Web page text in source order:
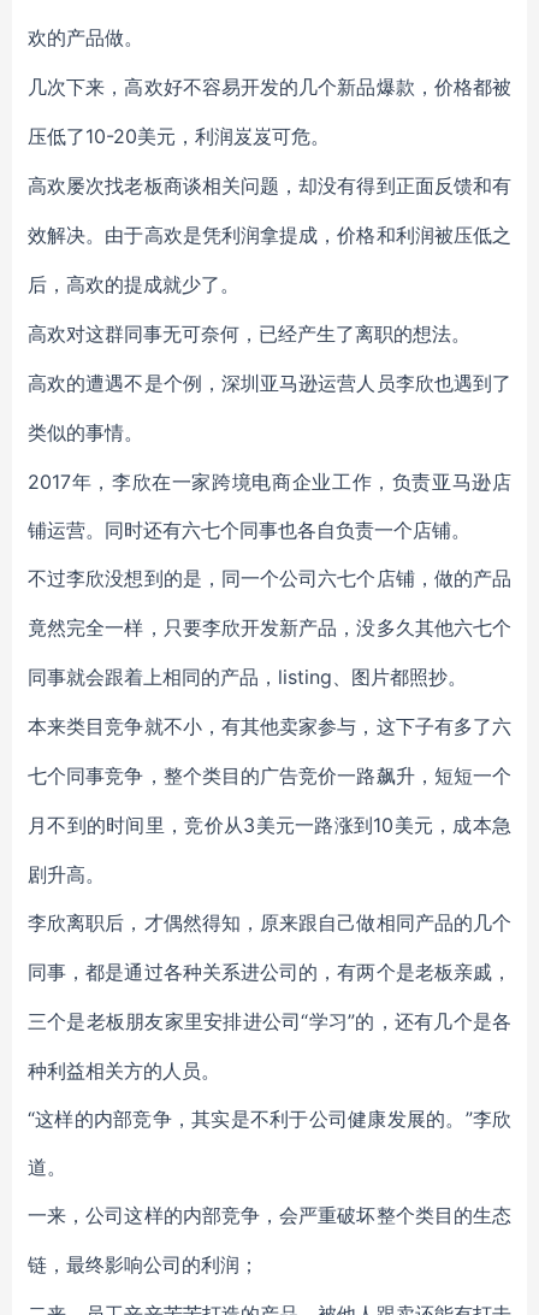
欢的产品做。
几次下来，高欢好不容易开发的几个新品爆款，价格都被
压低了10-20美元，利润岌岌可危。
高欢屡次找老板商谈相关问题，却没有得到正面反馈和有
效解决。由于高欢是凭利润拿提成，价格和利润被压低之
后，高欢的提成就少了。
高欢对这群同事无可奈何，已经产生了离职的想法。
高欢的遭遇不是个例，深圳亚马逊运营人员李欣也遇到了
类似的事情。
2017年，李欣在一家跨境电商企业工作，负责亚马逊店
铺运营。同时还有六七个同事也各自负责一个店铺。
不过李欣没想到的是，同一个公司六七个店铺，做的产品
竟然完全一样，只要李欣开发新产品，没多久其他六七个
同事就会跟着上相同的产品， listing、图片都照抄。
本来类目竞争就不小，有其他卖家参与，这下子有多了六
七个同事竞争，整个类目的广告竞价一路飙升，短短一个
月不到的时间里，竞价从3美元一路涨到10美元，成本急
剧升高。
李欣离职后，才偶然得知，原来跟自己做相同产品的几个
同事，都是通过各种关系进公司的，有两个是老板亲戚，
三个是老板朋友家里安排进公司“学习”的，还有几个是各
种利益相关方的人员。
“这样的内部竞争，其实是不利于公司健康发展的。”李欣
道。
一来，公司这样的内部竞争，会严重破坏整个类目的生态
链，最终影响公司的利润；